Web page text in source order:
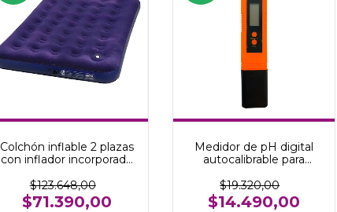
Colchón inflable 2 plazas
con inflador incorporado
$123.648,00
$71.390,00
Medidor de pH digital
autocalibrable para
$19.320,00
$14.490,00